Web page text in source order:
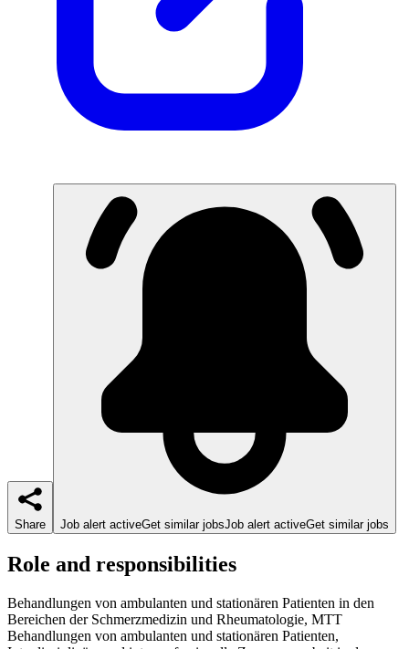
Share Job alert activeGet similar jobsJob alert activeGet similar jobs
Role and responsibilities
Behandlungen von ambulanten und stationären Patienten in den
Bereichen der Schmerzmedizin und Rheumatologie, MTT
Behandlungen von ambulanten und stationären Patienten,